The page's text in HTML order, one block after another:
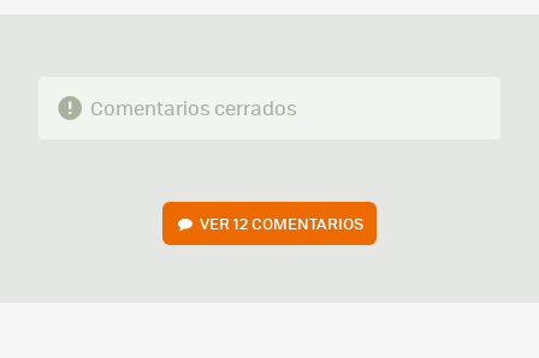
Comentarios cerrados
VER12 COMENTARIOS